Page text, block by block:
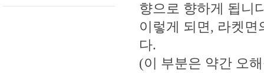
향으로 향하게 됩니
이렇게 되면, 라켓
다.
(이 부분은 약간 오